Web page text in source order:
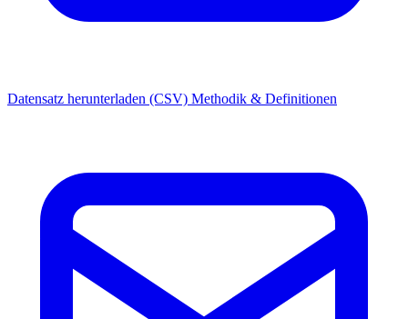
Datensatz herunterladen (CSV) Methodik & Definitionen